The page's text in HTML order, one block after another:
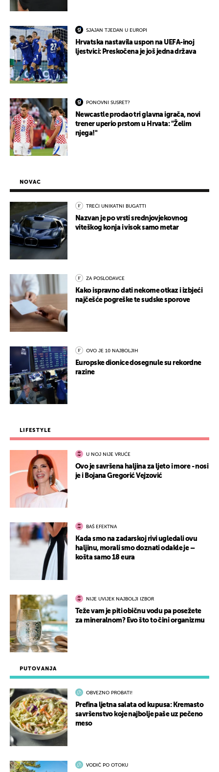
SJAJAN TJEDAN U EUROPI
Hrvatska nastavila uspon na UEFA-inoj
ljestvici: Preskočena je još jedna država
PONOVNI SUSRET?
Newcastle prodao tri glavna igrača, novi
trener uperio prstom u Hrvata: "Želim
njega!"
PUTOVANJA
OBVEZNO PROBATI!
Prefina ljetna salata od kupusa: Kremasto
savršenstvo koje najbolje paše uz pečeno
meso
VODIČ PO OTOKU
NOVAC
TREĆI UNIKATNI BUGATTI
Nazvan je po vrsti srednjovjekovnog
viteškog konja i visok samo metar
ZA POSLODAVCE
Kako ispravno dati nekome otkaz i izbjeći
najčešće pogreške te sudske sporove
OVO JE 10 NAJBOLJIH
Europske dionice dosegnule su rekordne
razine
LIFESTYLE
U NOJ NIJE VRUĆE
Ovo je savršena haljina za ljeto i more - nosi
je i Bojana Gregorić Vejzović
BAŠ EFEKTNA
Kada smo na zadarskoj rivi ugledali ovu
haljinu, morali smo doznati odakle je –
košta samo 18 eura
NIJE UVIJEK NAJBOLJI IZBOR
Teže vam je piti običnu vodu pa posežete
za mineralnom? Evo što to čini organizmu